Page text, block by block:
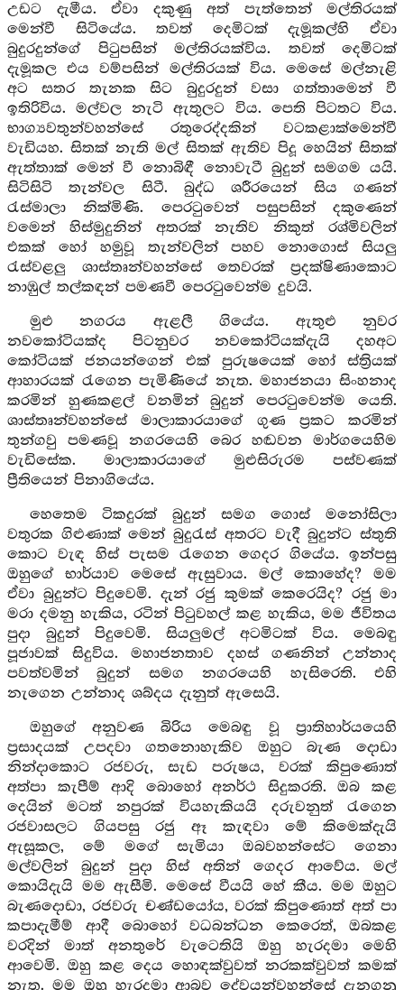
උඩට දැමීය. ඒවා දකුණු අත් පැත්තෙන් මල්තිරයක්
මෙන්වී සිටියේය. තවත් දෙමිටක් දැමූකල්හි ඒවා
බුදුරදුන්ගේ පිටුපසින් මල්තිරයක්විය. තවත් දෙමිටක්
දැමූකල එය වම්පසින් මල්තිරයක් විය. මෙසේ මල්නැළි
අට සතර තැනක සිට බුදුරදුන් වසා ගත්තාමෙන් වී
ඉතිරිවිය. මල්වල නැටි ඇතුලට විය. පෙති පිටතට විය.
භාග්‍යවතුන්වහන්සේ රතුරෙද්දකින් වටකළාක්මෙන්වී
වැඩියහ. සිතක් නැති මල් සිතක් ඇතිව පිදූ හෙයින් සිතක්
ඇත්තාක් මෙන් වී නොබිඳී නොවැටී බුදුන් සමගම යයි.
සිටිසිටි තැන්වල සිටී. බුද්ධ ශරීරයෙන් සිය ගණන්
රැස්මාලා නික්මිණි. පෙරටුවෙන් පසුපසින් දකුණෙන්
වමෙන් හිස්මුදුනින් අතරක් නැතිව නිකුත් රශ්මිවලින්
එකක් හෝ හමුවූ තැන්වලින් පහව නොගොස් සියලු
රැස්වළලු ශාස්තෘන්වහන්සේ තෙවරක් ප්‍රදක්ෂිණාකොට
නාඹුල් තල්කඳන් පමණවී පෙරටුවෙන්ම දුවයි.
මුළු නගරය ඇළලී ගියේය. ඇතුළු නුවර
නවකෝටියක්ද පිටනුවර නවකෝටියක්දැයි දහඅට
කෝටියක් ජනයන්ගෙන් එක් පුරුෂයෙක් හෝ ස්ත්‍රියක්
ආහාරයක් රැගෙන පැමිණියේ නැත. මහාජනයා සිංහනාද
කරමින් හුණකළල් වනමින් බුදුන් පෙරටුවෙන්ම යෙති.
ශාස්තෘන්වහන්සේ මාලාකාරයාගේ ගුණ ප්‍රකට කරමින්
තුන්ගවු පමණවූ නගරයෙහි බෙර හඬවන මාර්ගයෙහිම
වැඩිසේක. මාලාකාරයාගේ මුළුසිරුරම පස්වණක්
ප්‍රීතියෙන් පිනාගියේය.
හෙතෙම ටිකදුරක් බුදුන් සමග ගොස් මනෝසිලා
වතුරක ගිළුණාක් මෙන් බුදුරැස් අතරට වැදී බුදුන්ට ස්තුති
කොට වැඳ හිස් පැසම රැගෙන ගෙදර ගියේය. ඉන්පසු
ඔහුගේ භාර්යාව මෙසේ ඇසුවාය. මල් කොහේද? මම
ඒවා බුදුන්ට පිදුවෙමි. දැන් රජු කුමක් කෙරෙයිද? රජු මා
මරා දමනු හැකිය, රටින් පිටුවහල් කළ හැකිය, මම ජීවිතය
පුදා බුදුන් පිදුවෙමි. සියලුමල් අටමිටක් විය. මෙබඳු
පූජාවක් සිදුවිය. මහාජනතාව දහස් ගණනින් උන්නාද
පවත්වමින් බුදුන් සමග නගරයෙහි හැසිරෙති. එහි
නැගෙන උන්නාද ශබ්දය දැනුත් ඇසෙයි.
ඔහුගේ අනුවණ බිරිය මෙබඳු වූ ප්‍රාතිහාර්යයෙහි
ප්‍රසාදයක් උපදවා ගතනොහැකිව ඔහුට බැණ දොඩා
නින්දාකොට රජවරු, සැඩ පරුෂය, වරක් කිපුණොත්
අත්පා කැපීම් ආදි බොහෝ අනර්ථ සිදුකරති. ඔබ කළ
දෙයින් මටත් නපුරක් වියහැකියයි දරුවනුත් රැගෙන
රජවාසලට ගියපසු රජු ඈ කැඳවා මේ කිමෙක්දැයි
ඇසූකල, මේ මගේ සැමියා ඔබවහන්සේට ගෙනා
මල්වලින් බුදුන් පුදා හිස් අතින් ගෙදර ආවේය. මල්
කොයිදැයි මම ඇසීමි. මෙසේ වීයයි හේ කීය. මම ඔහුට
බැණදොඩා, රජවරු චණ්ඩයෝය, වරක් කිපුණොත් අත් පා
කපාදැමීම් ආදී බොහෝ වධබන්ධන කෙරෙත්, ඔබකළ
වරදින් මාත් අනතුරේ වැටෙතියි ඔහු හැරදමා මෙහි
ආවෙමි. ඔහු කළ දෙය හොඳක්වුවත් නරකක්වුවත් කමක්
නැත. මම ඔහු හැරදමා ආබව දේවයන්වහන්සේ දැනගනු